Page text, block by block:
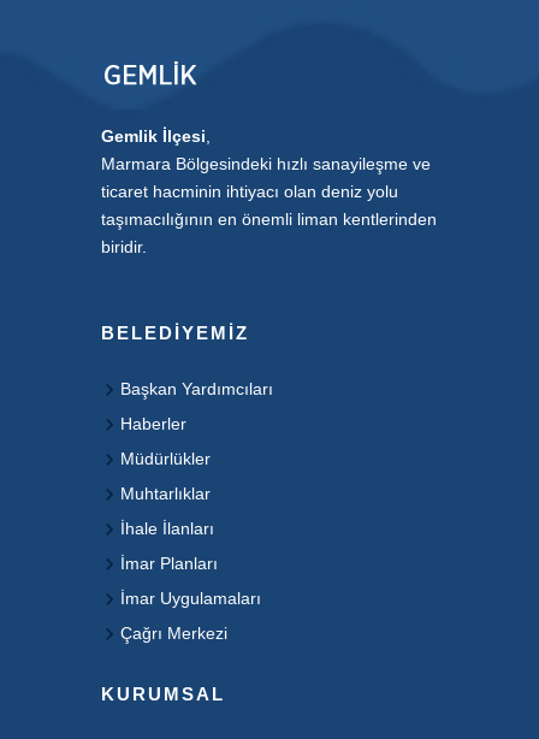
Gemlik İlçesi
Marmara Bölgesindeki hızlı sanayileşme ve
ticaret hacminin ihtiyacı olan deniz yolu
taşımacılığının en önemli liman kentlerinden
biridir.
BELEDIYEMIZ
Başkan Yardımcıları
Haberler
Müdürlükler
Muhtarlıklar
İhale İlanları
İmar Planları
İmar Uygulamaları
Çağrı Merkezi
KURUMSAL